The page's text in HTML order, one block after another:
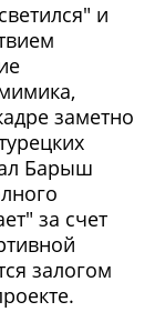
и
заметно
Барыш
за счет
залогом